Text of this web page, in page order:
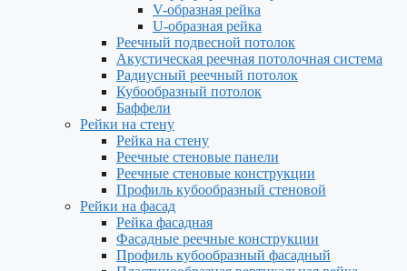
V-образная рейка
U-образная рейка
Реечный подвесной потолок
Акустическая реечная потолочная система
Радиусный реечный потолок
Кубообразный потолок
Баффели
Рейки на стену
Рейка на стену
Реечные стеновые панели
Реечные стеновые конструкции
Профиль кубообразный стеновой
Рейки на фасад
Рейка фасадная
Фасадные реечные конструкции
Профиль кубообразный фасадный